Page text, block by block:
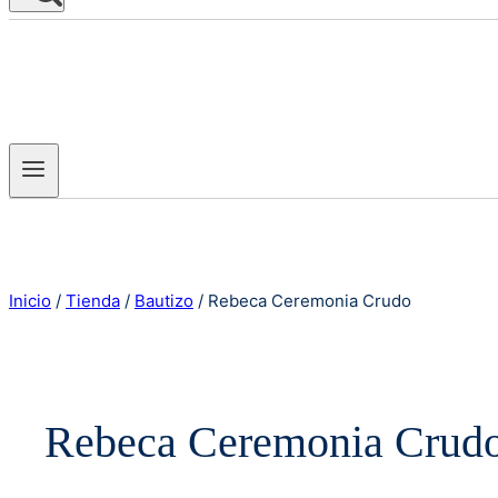
Inicio / Tienda / Bautizo / Rebeca Ceremonia Crudo
Rebeca Ceremonia